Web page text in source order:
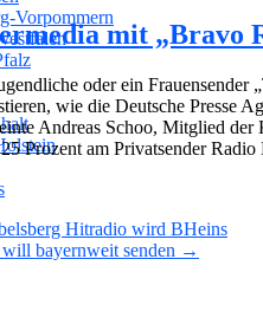
Vorpommern
mit
oder ein Frauensender
wie die Deutsche Presse
Andreas Schoo, Mitglied
Prozent am Privatsender
Hitradio wird BHeins
bayernweit senden →